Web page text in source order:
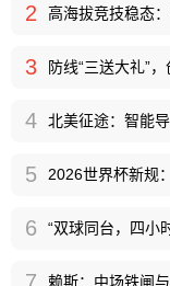
2 高海拔竞技稳态
3 防线“三送大礼”
4 北美征途：智能
5 2026世界杯新规
6 “双球同台，四小
赖斯：中场铁闸